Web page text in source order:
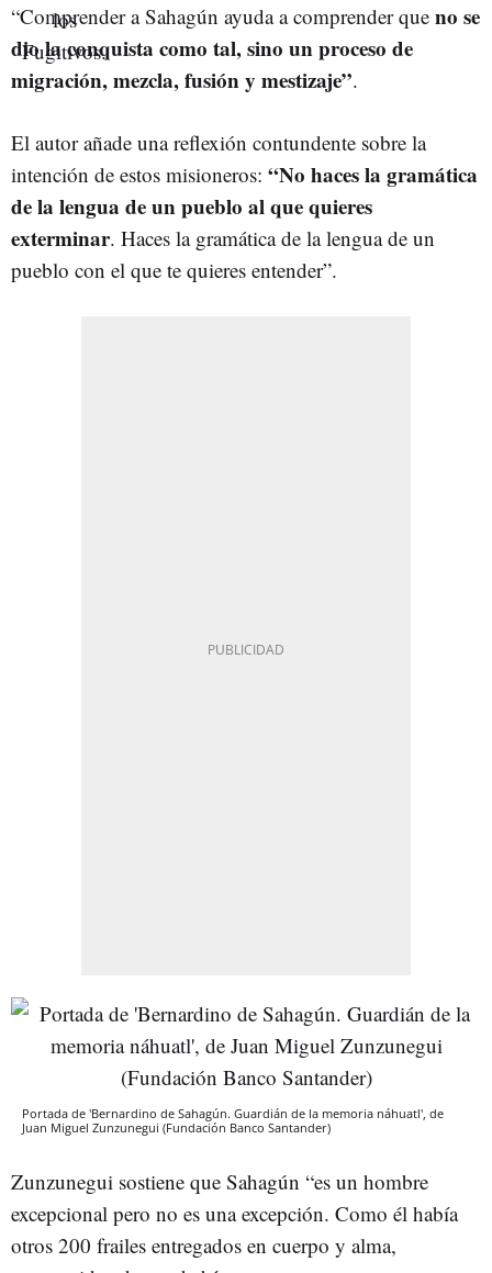
“Comprender a Sahagún ayuda a comprender que no se
dio la conquista como tal, sino un proceso de
migración, mezcla, fusión y mestizaje”.
El autor añade una reflexión contundente sobre la
intención de estos misioneros: “No haces la gramática
de la lengua de un pueblo al que quieres
exterminar. Haces la gramática de la lengua de un
pueblo con el que te quieres entender”.
Portada de 'Bernardino de Sahagún. Guardián de la memoria náhuatl', de
Juan Miguel Zunzunegui (Fundación Banco Santander)
Zunzunegui sostiene que Sahagún “es un hombre
excepcional pero no es una excepción. Como él había
otros 200 frailes entregados en cuerpo y alma,